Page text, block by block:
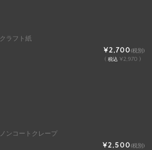
クラフト紙
¥2,700(税別)
( 税込 ¥2,970 )
ノンコートクレープ
¥2,500(税別)